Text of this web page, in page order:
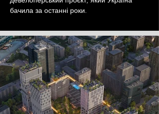
бачила за останні роки.